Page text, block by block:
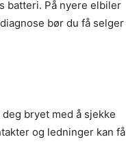
batteri. På nyere elbiler
bør du få selger
bryet med å sjekke
og ledninger kan få